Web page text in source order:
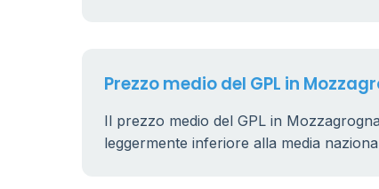
Prezzo medio del GPL in
Il prezzo medio del GPL in
leggermente inferiore alla media